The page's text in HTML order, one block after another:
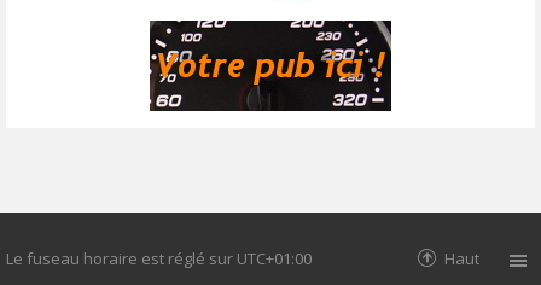
Le fuseau horaire est réglé sur UTC+01:00 Haut